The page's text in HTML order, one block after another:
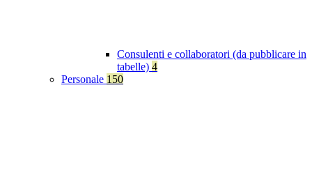
Consulenti e collaboratori (da pubblicare in
tabelle) 4
Personale 150